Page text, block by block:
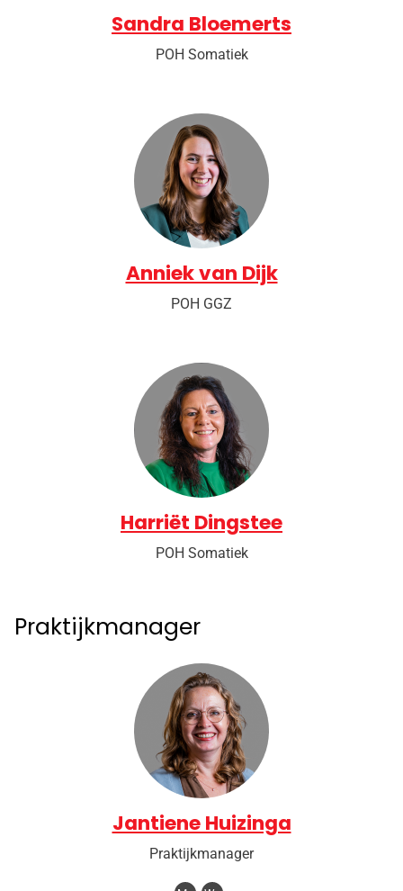
Sandra Bloemerts
POH Somatiek
Anniek van Dijk
POH GGZ
Harriët Dingstee
POH Somatiek
Praktijkmanager
Jantiene Huizinga
Praktijkmanager